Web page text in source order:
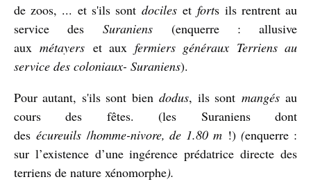
de zoos, ... et s'ils sontdociles et forts ils rentrent au
service des Suraniens (enquerre : allusive
aux métayers et auxfermiers généraux Terriens au
service des coloniaux- Suraniens).
Pour autant, s'ils sont biendodus, ils sont mangésau
cours des fêtes. (les Suraniens dont
des écureuils/homme-nivore, de 1.80 m !)(enquerre :
sur l’existence d’une ingérence prédatrice directe des
terriens de nature xénomorphe).